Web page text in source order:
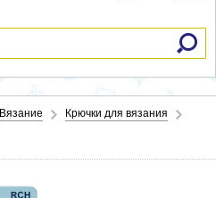
Вязание Крючки для вязания